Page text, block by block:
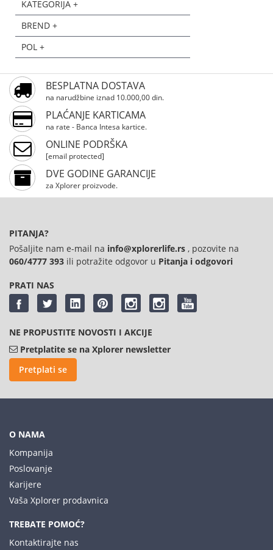
KATEGORIJA +
BREND +
POL +
BESPLATNA DOSTAVA
na narudžbine iznad 10.000,00 din.
PLAĆANJE KARTICAMA
na rate - Banca Intesa kartice.
ONLINE PODRŠKA
[email protected]
DVE GODINE GARANCIJE
za Xplorer proizvode.
PITANJA?
Pošaljite nam e-mail na info@xplorerlife.rs , pozovite na
060/4777 393 ili potražite odgovor u Pitanja i odgovori
PRATI NAS
NE PROPUSTITE NOVOSTI I AKCIJE
Pretplatite se na Xplorer newsletter
Pretplati se
O NAMA
Kompanija
Poslovanje
Karijere
Vaša Xplorer prodavnica
TREBATE POMOĆ?
Kontaktirajte nas